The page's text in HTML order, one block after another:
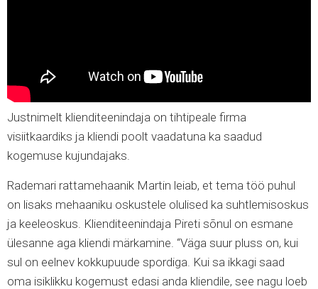
Justnimelt klienditeenindaja on tihtipeale firma
visiitkaardiks ja kliendi poolt vaadatuna ka saadud
kogemuse kujundajaks.
Rademari rattamehaanik Martin leiab, et tema töö puhul
on lisaks mehaaniku oskustele olulised ka suhtlemisoskus
ja keeleoskus. Klienditeenindaja Pireti sõnul on esmane
ülesanne aga kliendi märkamine. “Väga suur pluss on, kui
sul on eelnev kokkupuude spordiga. Kui sa ikkagi saad
oma isiklikku kogemust edasi anda kliendile, see nagu loeb